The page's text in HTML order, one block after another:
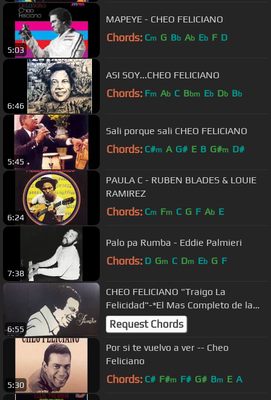
5:03
MAPEYE - CHEO FELICIANO
Chords: Cm G Bb Ab Eb F D
6:46
ASI SOY...CHEO FELICIANO
Chords: Fm Ab C Bbm Eb Db Bb
5:45
Sali porque sali CHEO FELICIANO
Chords: C#m A G# E B G#m D#
6:24
PAULA C - RUBEN BLADES & LOUIE
RAMIREZ
Chords: Cm Fm C G F Ab E
7:38
Palo pa Rumba - Eddie Palmieri
Chords: D Gm C Dm Eb G F
6:55
CHEO FELICIANO "Traigo La
Felicidad"-*El Mas Completo de la
Salsa* Así Soy
Request Chords
5:30
Por si te vuelvo a ver -- Cheo
Feliciano
Chords: C# F#m F# G# Bm E A